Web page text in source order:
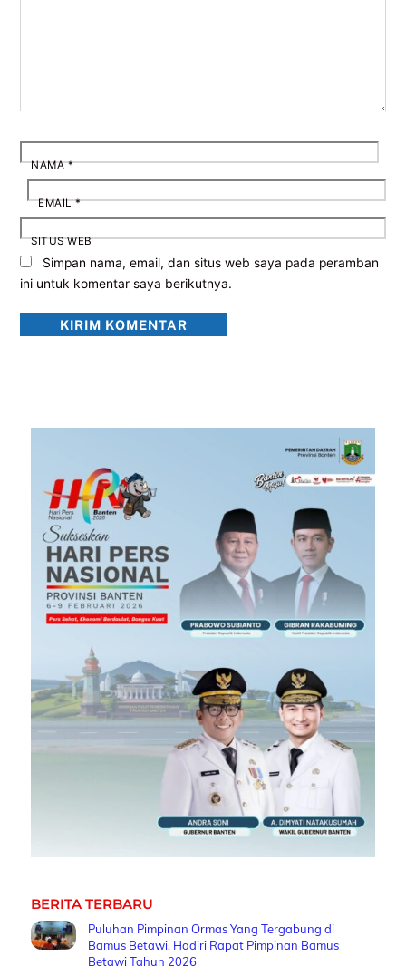
NAMA*
EMAIL*
SITUS WEB
Simpan nama, email, dan situs web saya pada peramban
ini untuk komentar saya berikutnya.
BERITA TERBARU
Puluhan Pimpinan Ormas Yang Tergabung di
Bamus Betawi, Hadiri Rapat Pimpinan Bamus
Betawi Tahun 2026